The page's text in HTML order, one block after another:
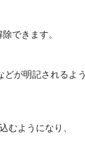
できます。
が明記されるよう
むようになり、